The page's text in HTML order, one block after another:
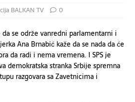
BALKAN TV 0
se održe vanredni parlamentarni i
Ana Brnabić kaže da se nada da će
da radi i nema vremena. I SPS je
demokratska stranka Srbije spremna
razgovara sa Zavetnicima i